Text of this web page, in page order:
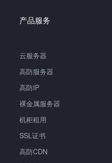
产品服务
云服务器
高防服务器
高防IP
裸金属服务器
机柜租用
SSL证书
高防CDN